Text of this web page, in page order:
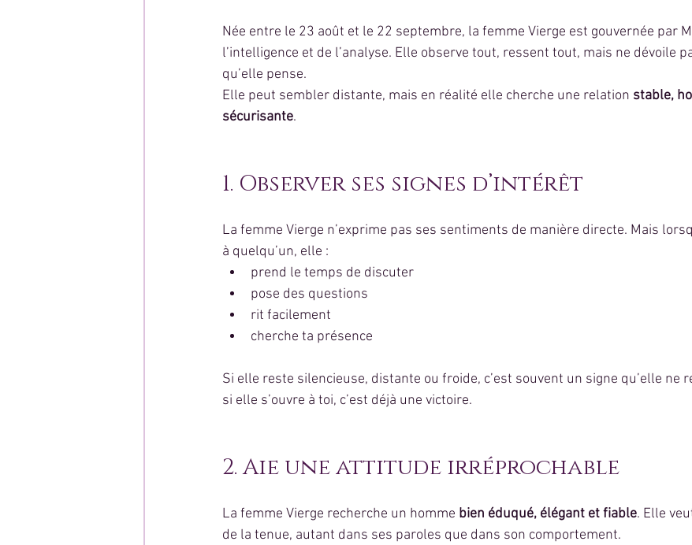
Née entre le 23 août et le 22 septembre, la femme Vierge est gouvernée par
l’intelligence et de l’analyse. Elle observe tout, ressent tout, mais ne dévoile
qu’elle pense.
Elle peut sembler distante, mais en réalité elle cherche une relation stable,
sécurisante.
1. Observer ses signes d’intérêt
La femme Vierge n’exprime pas ses sentiments de manière directe. Mais
à quelqu’un, elle :
prend le temps de discuter
pose des questions
rit facilement
cherche ta présence
Si elle reste silencieuse, distante ou froide, c’est souvent un signe qu’elle ne
si elle s’ouvre à toi, c’est déjà une victoire.
2. Aie une attitude irréprochable
La femme Vierge recherche un homme bien éduqué, élégant et fiable. Elle
de la tenue, autant dans ses paroles que dans son comportement.